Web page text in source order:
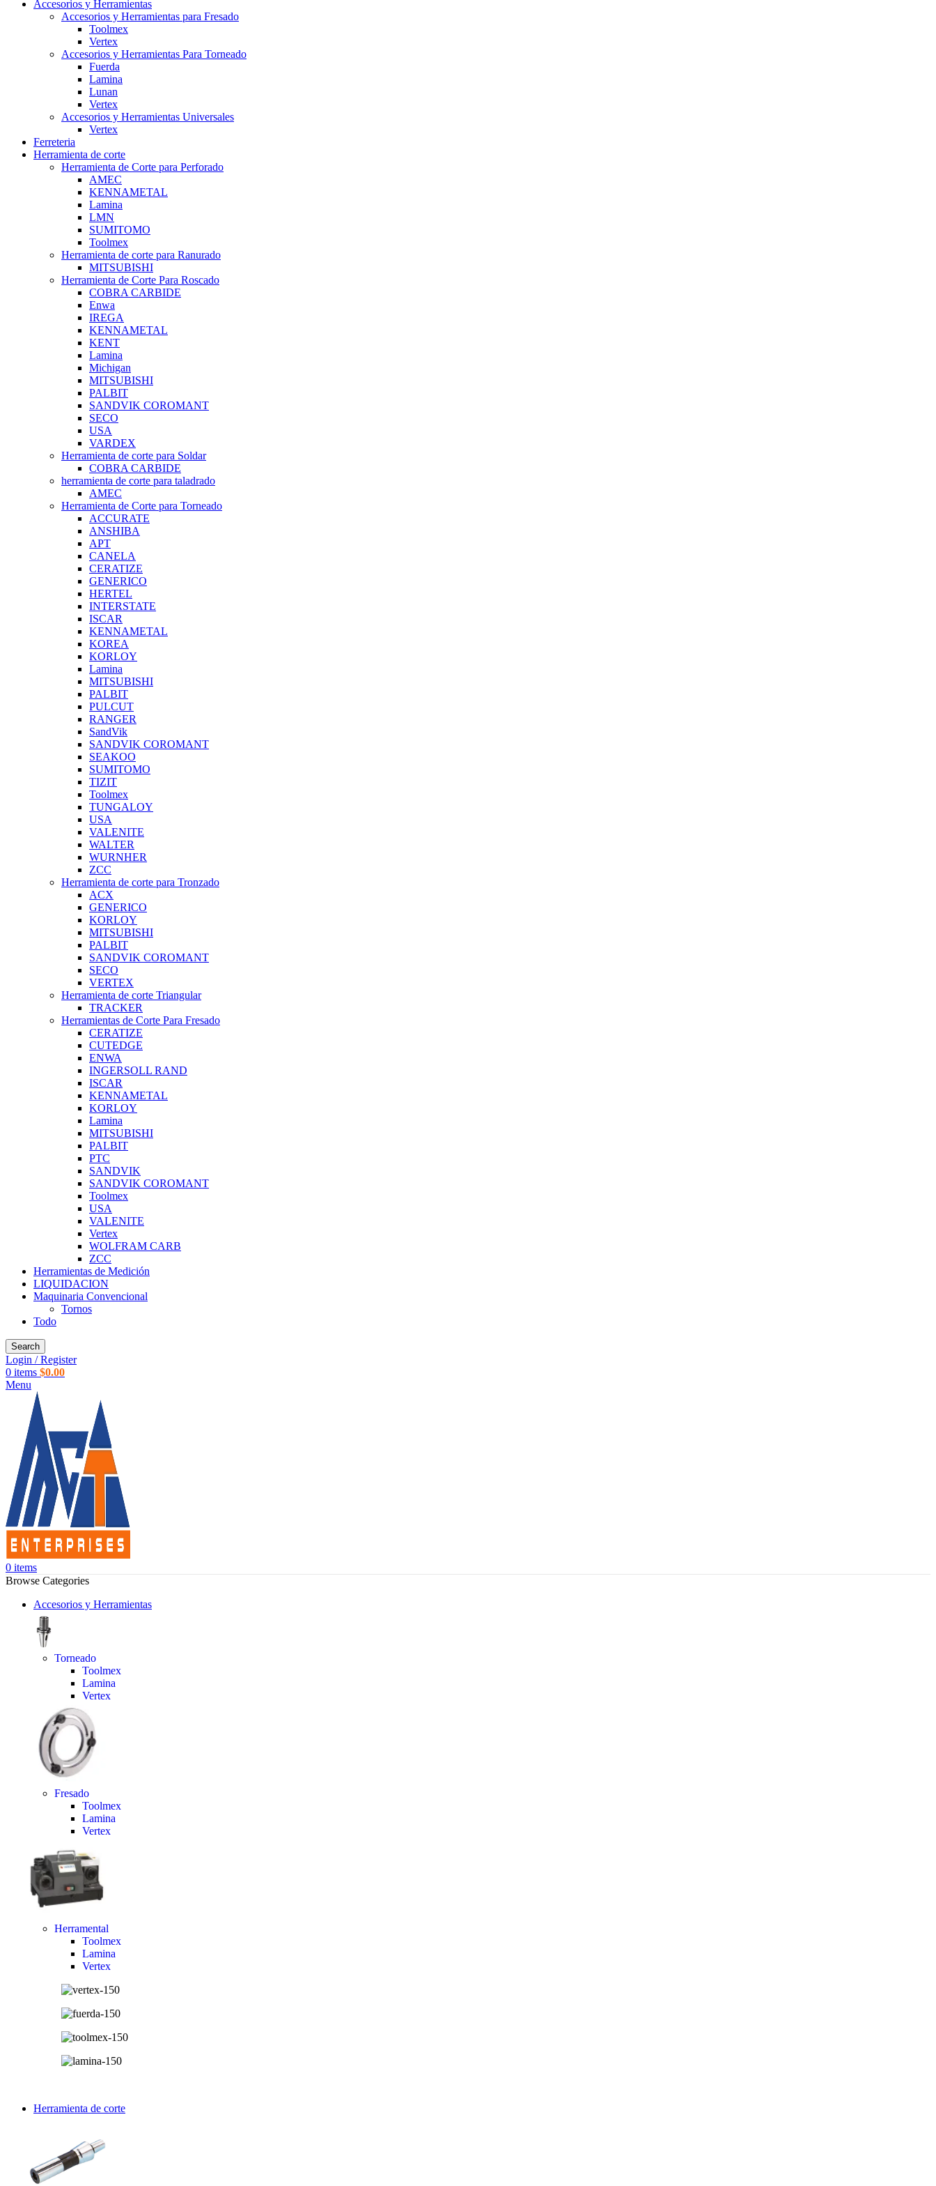
Accesorios y Herramientas
Accesorios y Herramientas para Fresado
Toolmex
Vertex
Accesorios y Herramientas Para Torneado
Fuerda
Lamina
Lunan
Vertex
Accesorios y Herramientas Universales
Vertex
Ferreteria
Herramienta de corte
Herramienta de Corte para Perforado
AMEC
KENNAMETAL
Lamina
LMN
SUMITOMO
Toolmex
Herramienta de corte para Ranurado
MITSUBISHI
Herramienta de Corte Para Roscado
COBRA CARBIDE
Enwa
IREGA
KENNAMETAL
KENT
Lamina
Michigan
MITSUBISHI
PALBIT
SANDVIK COROMANT
SECO
USA
VARDEX
Herramienta de corte para Soldar
COBRA CARBIDE
herramienta de corte para taladrado
AMEC
Herramienta de Corte para Torneado
ACCURATE
ANSHIBA
APT
CANELA
CERATIZE
GENERICO
HERTEL
INTERSTATE
ISCAR
KENNAMETAL
KOREA
KORLOY
Lamina
MITSUBISHI
PALBIT
PULCUT
RANGER
SandVik
SANDVIK COROMANT
SEAKOO
SUMITOMO
TIZIT
Toolmex
TUNGALOY
USA
VALENITE
WALTER
WURNHER
ZCC
Herramienta de corte para Tronzado
ACX
GENERICO
KORLOY
MITSUBISHI
PALBIT
SANDVIK COROMANT
SECO
VERTEX
Herramienta de corte Triangular
TRACKER
Herramientas de Corte Para Fresado
CERATIZE
CUTEDGE
ENWA
INGERSOLL RAND
ISCAR
KENNAMETAL
KORLOY
Lamina
MITSUBISHI
PALBIT
PTC
SANDVIK
SANDVIK COROMANT
Toolmex
USA
VALENITE
Vertex
WOLFRAM CARB
ZCC
Herramientas de Medición
LIQUIDACION
Maquinaria Convencional
Tornos
Todo
Search
Login / Register
0 items $0.00
Menu
0 items
Browse Categories
Accesorios y Herramientas
Torneado
Toolmex
Lamina
Vertex
Fresado
Toolmex
Lamina
Vertex
Herramental
Toolmex
Lamina
Vertex
Herramienta de corte